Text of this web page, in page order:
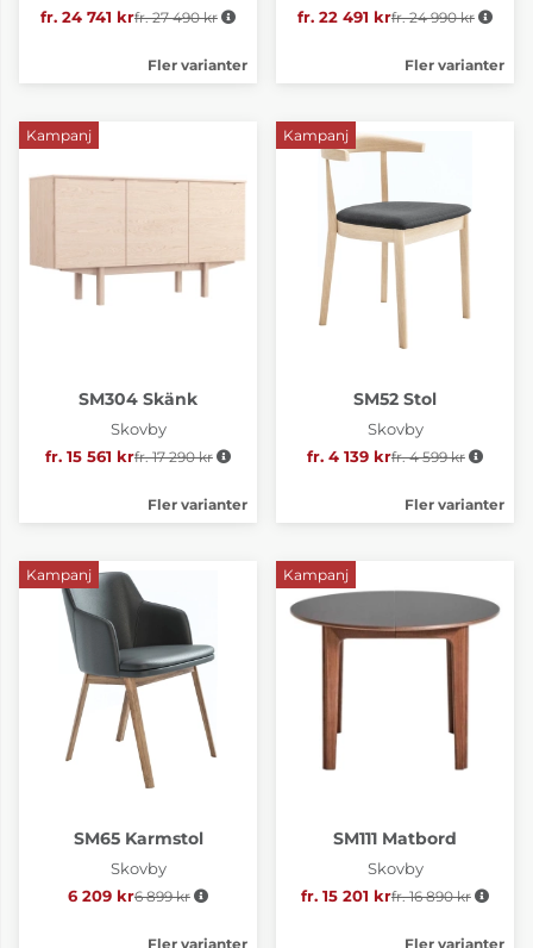
fr. 24 741 krOrdinarie pris:
fr. 27 490 kr
Fler varianter
fr. 22 491 krOrdinarie pris:
fr. 24 990 kr
Fler varianter
Kampanj
SM304 Skänk
Skovby
fr. 15 561 krOrdinarie pris:
fr. 17 290 kr
Fler varianter
Kampanj
SM52 Stol
Skovby
fr. 4 139 krOrdinarie pris:
fr. 4 599 kr
Fler varianter
Kampanj
SM65 Karmstol
Skovby
6 209 krOrdinarie pris:
6 899 kr
Fler varianter
Kampanj
SM111 Matbord
Skovby
fr. 15 201 krOrdinarie pris:
fr. 16 890 kr
Fler varianter